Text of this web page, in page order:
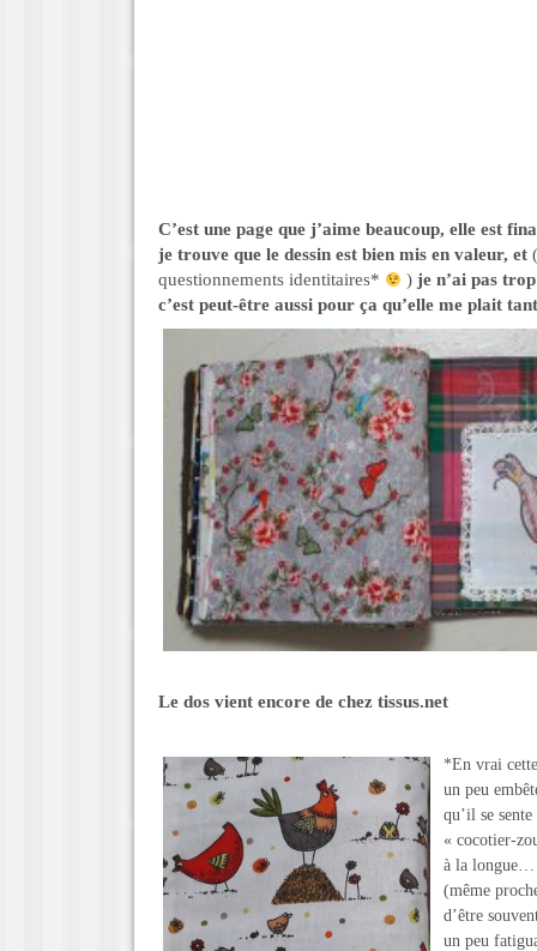
C’est une page que j’aime beaucoup, elle est
je trouve que le dessin est bien mis en valeur, et
questionnements identitaires*
)je n’ai pas
c’est peut-être aussi pour ça qu’elle me plait
Le dos vient encore de chez tissus.net
*En vrai
un peu
qu’il se
« cocotier-
à la longue…
(même
d’être
un peu